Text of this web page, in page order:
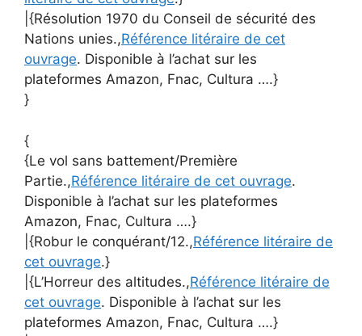
|{Résolution 1970 du Conseil de sécurité des
Nations unies.,Référence litéraire de cet
ouvrage. Disponible à l’achat sur les
plateformes Amazon, Fnac, Cultura ….}
}
{
{Le vol sans battement/Première
Partie.,Référence litéraire de cet ouvrage.
Disponible à l’achat sur les plateformes
Amazon, Fnac, Cultura ….}
|{Robur le conquérant/12.,Référence litéraire de
cet ouvrage.}
|{L’Horreur des altitudes.,Référence litéraire de
cet ouvrage. Disponible à l’achat sur les
plateformes Amazon, Fnac, Cultura ….}